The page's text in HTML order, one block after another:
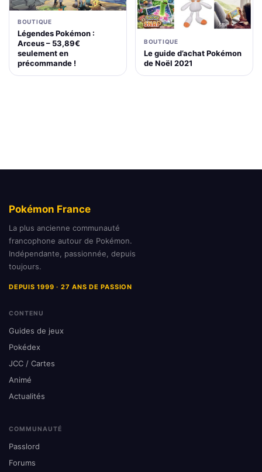
BOUTIQUE
Légendes Pokémon :
Arceus – 53,89€
seulement en
précommande !
BOUTIQUE
Le guide d’achat Pokémon
de Noël 2021
Pokémon France
La plus ancienne communauté
francophone autour de Pokémon.
Indépendante, passionnée, depuis
toujours.
DEPUIS 1999 · 27 ANS DE PASSION
CONTENU
Guides de jeux
Pokédex
JCC / Cartes
Animé
Actualités
COMMUNAUTÉ
Passlord
Forums